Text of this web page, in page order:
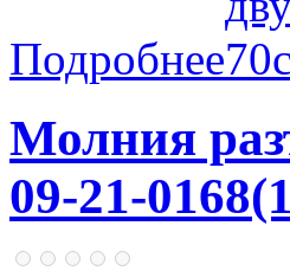
Подробнее
Молния
09-21-